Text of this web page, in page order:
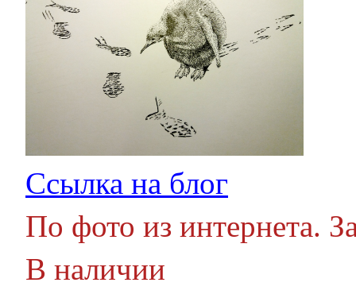
Ссылка на блог
По фото из интернета.
В наличии